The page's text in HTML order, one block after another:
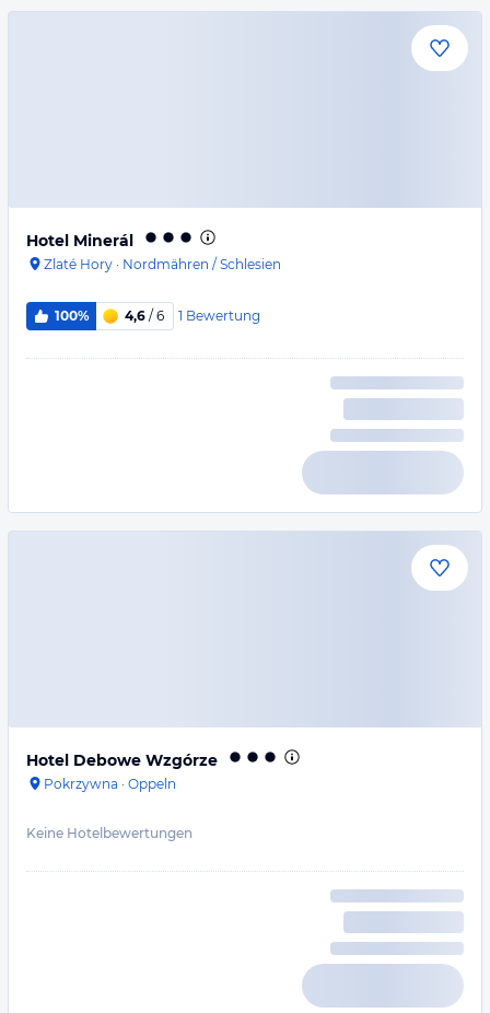
Hotel Minerál
Zlaté Hory · Nordmähren / Schlesien
100% 4,6 / 6 1 Bewertung
Hotel Debowe Wzgórze
Pokrzywna · Oppeln
Keine Hotelbewertungen